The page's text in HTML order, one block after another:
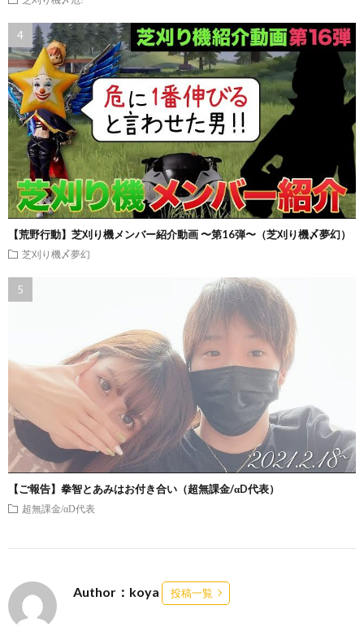
【荒野行動】芝刈り機メンバー紹介動画 〜第16弾〜（芝刈り機〆夢幻）
芝刈り機〆夢幻
【ご報告】拳智とあみはお付き合い（超無課金/αD代表）
超無課金/αD代表
Author：koya 投稿一覧